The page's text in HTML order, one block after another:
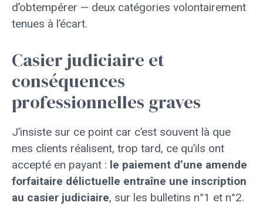
d’obtempérer — deux catégories volontairement
tenues à l’écart.
Casier judiciaire et
conséquences
professionnelles graves
J’insiste sur ce point car c’est souvent là que
mes clients réalisent, trop tard, ce qu’ils ont
accepté en payant : le paiement d’une amende
forfaitaire délictuelle entraîne une inscription
au casier judiciaire, sur les bulletins n°1 et n°2.